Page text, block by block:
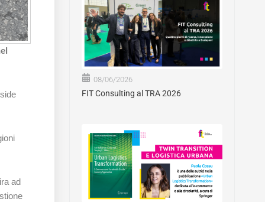
ad
08/06/2026
FIT Consulting al TRA 2026